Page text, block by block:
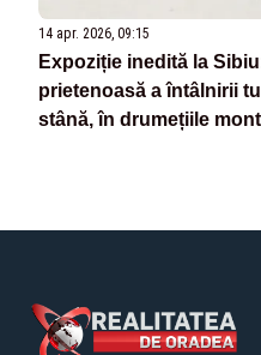
14 apr. 2026, 09:15
Expoziție inedită la
prietenoasă a întâlnirii
stână, în drumețiile